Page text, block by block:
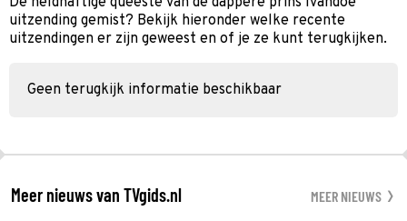
uitzending gemist? Bekijk hieronder welke recente
uitzendingen er zijn geweest en of je ze kunt terugkijken.
Geen terugkijk informatie beschikbaar
Meer nieuws van TVgids.nl MEER NIEUWS